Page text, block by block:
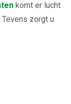
komt er lucht
zorgt u